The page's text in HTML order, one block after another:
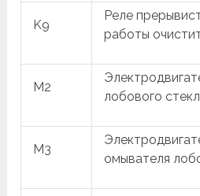
K9
Реле
работы
M2
лобового
M3
омывателя